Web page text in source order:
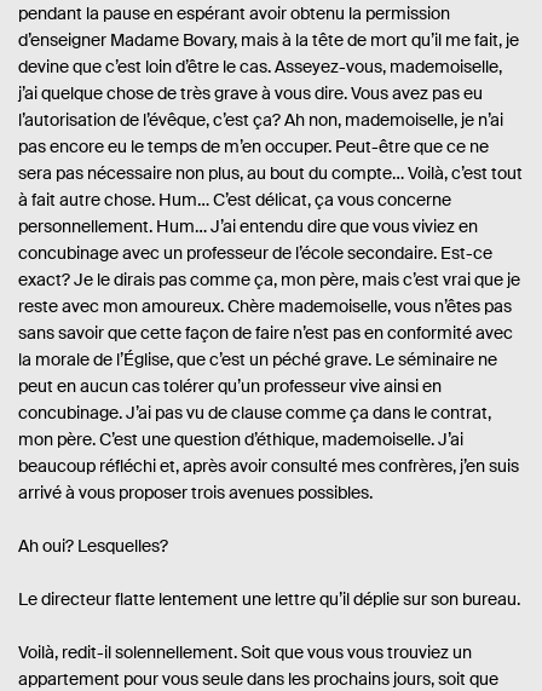
pendant la pause en espérant avoir obtenu la permission
d’enseigner Madame Bovary, mais à la tête de mort qu’il me fait, je
devine que c’est loin d’être le cas. Asseyez-vous, mademoiselle,
j’ai quelque chose de très grave à vous dire. Vous avez pas eu
l’autorisation de l’évêque, c’est ça? Ah non, mademoiselle, je n’ai
pas encore eu le temps de m’en occuper. Peut-être que ce ne
sera pas nécessaire non plus, au bout du compte… Voilà, c’est tout
à fait autre chose. Hum… C’est délicat, ça vous concerne
personnellement. Hum… J’ai entendu dire que vous viviez en
concubinage avec un professeur de l’école secondaire. Est-ce
exact? Je le dirais pas comme ça, mon père, mais c’est vrai que je
reste avec mon amoureux. Chère mademoiselle, vous n’êtes pas
sans savoir que cette façon de faire n’est pas en conformité avec
la morale de l’Église, que c’est un péché grave. Le séminaire ne
peut en aucun cas tolérer qu’un professeur vive ainsi en
concubinage. J’ai pas vu de clause comme ça dans le contrat,
mon père. C’est une question d’éthique, mademoiselle. J’ai
beaucoup réfléchi et, après avoir consulté mes confrères, j’en suis
arrivé à vous proposer trois avenues possibles.
Ah oui? Lesquelles?
Le directeur flatte lentement une lettre qu’il déplie sur son bureau.
Voilà, redit-il solennellement. Soit que vous vous trouviez un
appartement pour vous seule dans les prochains jours, soit que